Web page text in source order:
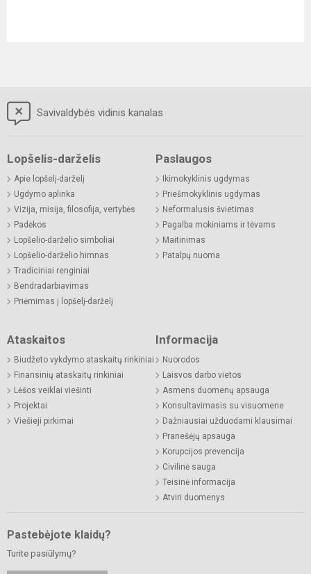
Savivaldybės vidinis kanalas
Lopšelis-darželis
Apie lopšelį-darželį
Ugdymo aplinka
Vizija, misija, filosofija, vertybės
Padėkos
Lopšelio-darželio simboliai
Lopšelio-darželio himnas
Tradiciniai renginiai
Bendradarbiavimas
Priėmimas į lopšelį-darželį
Paslaugos
Ikimokyklinis ugdymas
Priešmokyklinis ugdymas
Neformalusis švietimas
Pagalba mokiniams ir tėvams
Maitinimas
Patalpų nuoma
Ataskaitos
Biudžeto vykdymo ataskaitų rinkiniai
Finansinių ataskaitų rinkiniai
Lėšos veiklai viešinti
Projektai
Viešieji pirkimai
Informacija
Nuorodos
Laisvos darbo vietos
Asmens duomenų apsauga
Konsultavimasis su visuomene
Dažniausiai užduodami klausimai
Pranešėjų apsauga
Korupcijos prevencija
Civilinė sauga
Teisinė informacija
Atviri duomenys
Pastebėjote klaidų?
Turite pasiūlymų?